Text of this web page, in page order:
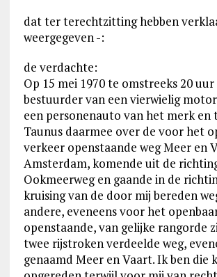
dat ter terechtzitting hebben
weergegeven -:
de verdachte:
Op 15 mei 1970 te omstreeks 20
bestuurder van een vierwielig
een personenauto van het merk en
Taunus daarmee over de voor het
verkeer openstaande weg Meer en
Amsterdam, komende uit de
Ookmeerweg en gaande in de
kruising van de door mij bereden
andere, eveneens voor het
openstaande, van gelijke rangorde
twee rijstroken verdeelde weg,
genaamd Meer en Vaart. Ik ben die